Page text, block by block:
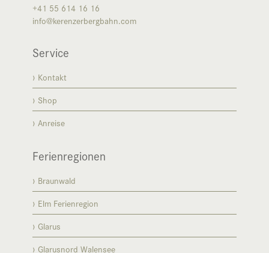
+41 55 614 16 16
info@kerenzerbergbahn.com
Service
Kontakt
Shop
Anreise
Ferienregionen
Braunwald
Elm Ferienregion
Glarus
Glarusnord Walensee